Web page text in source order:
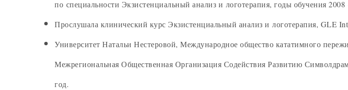
по специальности Экзистенциальный анализ и логотерапия, годы обучения
Прослушала клинический курс Экзистенциальный анализ и логотерапия, GLE
Университет Натальи Нестеровой, Международное общество кататимного
Межрегиональная Общественная Организация Содействия Развитию
год.